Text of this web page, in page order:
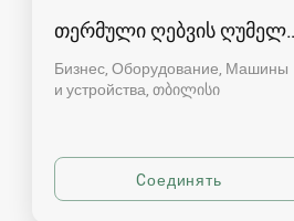
თერმული ღებვის ღუმელი
Бизнес, Оборудование, Машины
и устройства თბილისი